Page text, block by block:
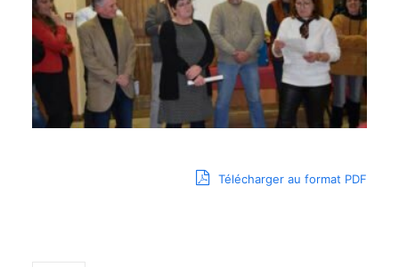
Télécharger au format PDF